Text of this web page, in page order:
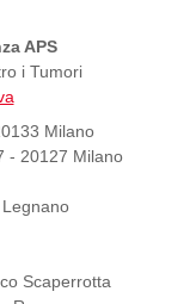
APS
i Tumori
Milano
- 20127 Milano
Scaperrotta